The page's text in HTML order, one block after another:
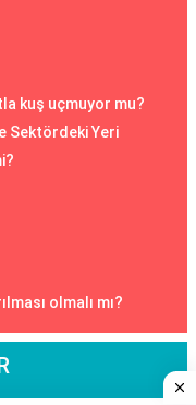
kuş uçmuyor mu?
Sektördeki Yeri
olmalı mı?